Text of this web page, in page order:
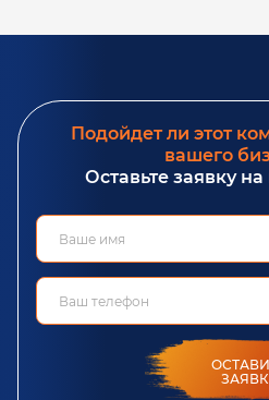
Подойдет ли этот
вашего
Оставьте заявку